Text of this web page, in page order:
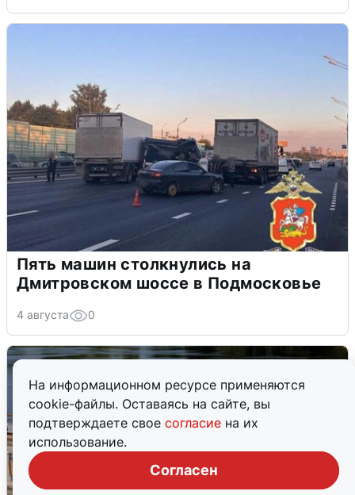
На информационном ресурсе применяются
cookie-файлы. Оставаясь на сайте, вы
подтверждаете свое согласие на их
использование.
Согласен
Пять машин столкнулись на
Дмитровском шоссе в Подмосковье
4 августа 0